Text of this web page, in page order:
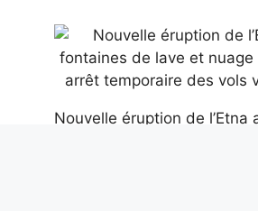
Nouvelle éruption de l’Etna